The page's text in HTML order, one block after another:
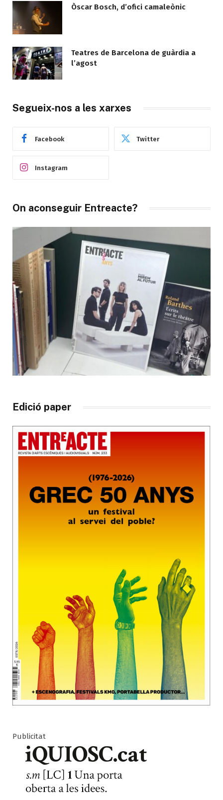
Òscar Bosch, d’ofici camaleònic
Teatres de Barcelona de guàrdia a
l’agost
Segueix-nos a les xarxes
Facebook Twitter
Instagram
On aconseguir Entreacte?
Edició paper
Publicitat